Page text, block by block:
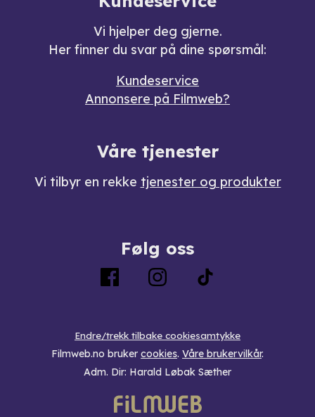
Vi hjelper deg gjerne.
Her finner du svar på dine spørsmål:
Kundeservice
Annonsere på Filmweb?
Våre tjenester
Vi tilbyr en rekke tjenester og produkter
Følg oss
Endre/trekk tilbake cookiesamtykke
Filmweb.no bruker cookies. Våre brukervilkår.
Adm. Dir: Harald Løbak Sæther